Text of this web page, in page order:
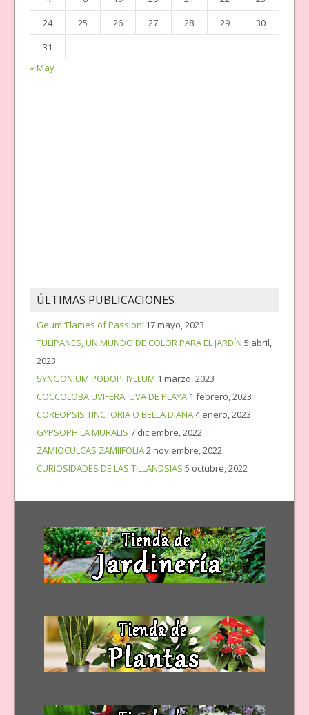
24
25 26 27 28 29
30
31
« May
ÚLTIMAS PUBLICACIONES
Geum ‘Flames of Passion’ 17 mayo, 2023
TULIPANES, UN MUNDO DE COLOR PARA EL JARDÍN 5 abril,
2023
SYNGONIUM PODOPHYLLUM 1 marzo, 2023
COCCOLOBA UVIFERA: UVA DE PLAYA 1 febrero, 2023
COREOPSIS TINCTORIA O BELLA DIANA4 enero, 2023
GYPSOPHILA MURALIS 7 diciembre, 2022
ZAMIOCULCAS ZAMIIFOLIA2 noviembre, 2022
CURIOSIDADES DE LAS TILLANDSIAS 5 octubre, 2022